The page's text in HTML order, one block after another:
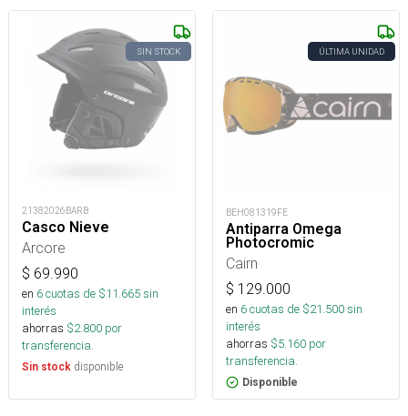
SIN STOCK
21382026BARB
Casco Nieve
Arcore
$ 69.990
en 6cuotas de $11.665sin
interés
ahorras $2.800 por
transferencia.
Sin stock disponible
ÚLTIMA UNIDAD
BEH081319FE
Antiparra Omega
Photocromic
Cairn
$ 129.000
en 6cuotas de $21.500sin
interés
ahorras $5.160 por
transferencia.
Disponible